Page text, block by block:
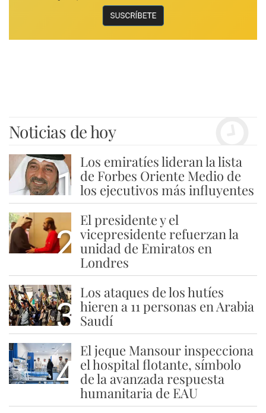
Noticias de hoy
1
Los emiratíes lideran la lista
de Forbes Oriente Medio de
los ejecutivos más influyentes
2
El presidente y el
vicepresidente refuerzan la
unidad de Emiratos en
Londres
3
Los ataques de los hutíes
hieren a 11 personas en Arabia
Saudí
4
El jeque Mansour inspecciona
el hospital flotante, símbolo
de la avanzada respuesta
humanitaria de EAU